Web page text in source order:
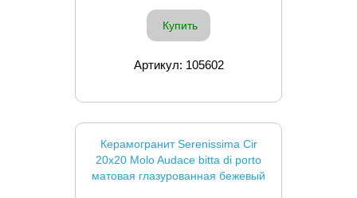
Купить
Артикул: 105602
Керамогранит Serenissima Cir
20x20 Molo Audace bitta di porto
матовая глазурованная бежевый